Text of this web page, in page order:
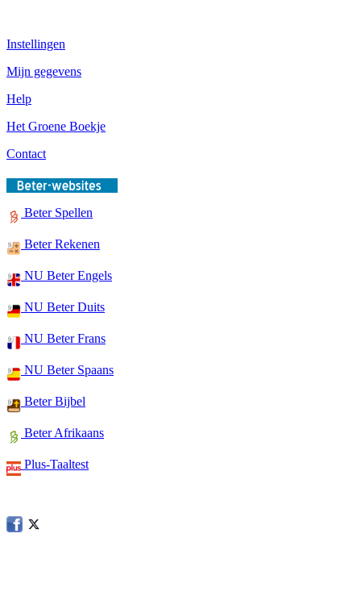
Instellingen
Mijn gegevens
Help
Het Groene Boekje
Contact
Beter Spellen
Beter Rekenen
NU Beter Engels
NU Beter Duits
NU Beter Frans
NU Beter Spaans
Beter Bijbel
Beter Afrikaans
Plus-Taaltest